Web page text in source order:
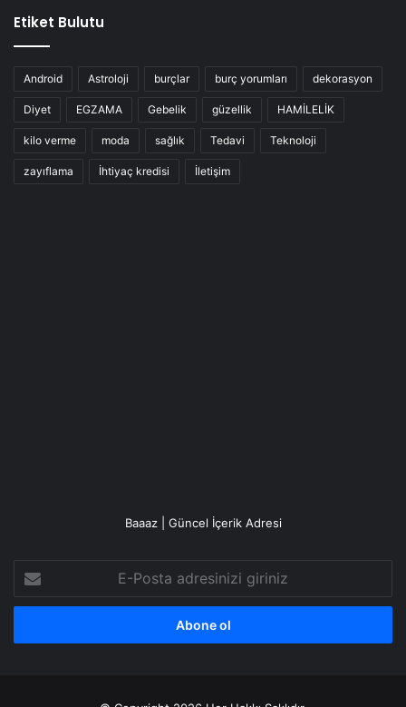
Etiket Bulutu
Android Astroloji burçlar burç yorumları dekorasyon
Diyet EGZAMA Gebelik güzellik HAMİLELİK
kilo verme moda sağlık Tedavi Teknoloji
zayıflama İhtiyaç kredisi İletişim
Baaaz | Güncel İçerik Adresi
Posta
adresinizi